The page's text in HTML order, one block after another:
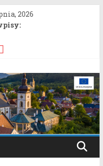
2026
zagospodarowania
– Plan Nr 1A”.